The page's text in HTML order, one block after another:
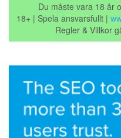
Du måste vara 18 år
18+ | Spela ansvarsfullt |
Regler & Villkor